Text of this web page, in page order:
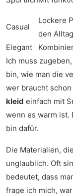
Casual
Lockere
den Alltag
Elegant
Ich muss
bin, wie man die
wer braucht
kleid einfach mit
wenn es warm ist.
bin dafür.
Die Materialien,
unglaublich. Oft
bedeutet, dass
frage ich mich,